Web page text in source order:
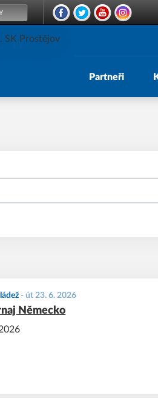
Partneři
-út 23. 6. 2026
Německo